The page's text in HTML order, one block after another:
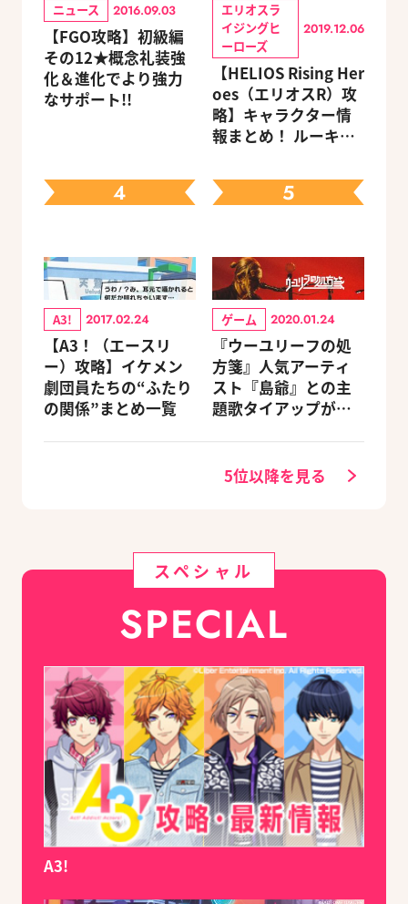
ニュース 2016.09.03
【FGO攻略】初級編
その12★概念礼装強
化＆進化でより強力
なサポート!!
エリオスラ
イジングヒ
ーローズ
2019.12.06
【HELIOS Rising Her
oes（エリオスR）攻
略】キャラクター情
報まとめ！ ルーキ
キャラを網羅（随時
更新）
4
A3! 2017.02.24
【A3！（エースリ
ー）攻略】イケメン
劇団員たちの“ふたり
の関係”まとめ一覧
5
ゲーム 2020.01.24
『ウーユリーフの処
方箋』人気アーティ
スト『島爺』との主
題歌タイアップが決
5位以降を見る
スペシャル
SPECIAL
A3!